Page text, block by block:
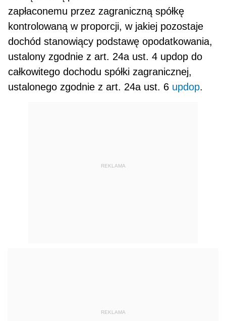
zapłaconemu przez zagraniczną spółkę
kontrolowaną w proporcji, w jakiej pozostaje
dochód stanowiący podstawę opodatkowania,
ustalony zgodnie z art. 24a ust. 4 updop do
całkowitego dochodu spółki zagranicznej,
ustalonego zgodnie z art. 24a ust. 6 updop.
REKLAMA
REKLAMA